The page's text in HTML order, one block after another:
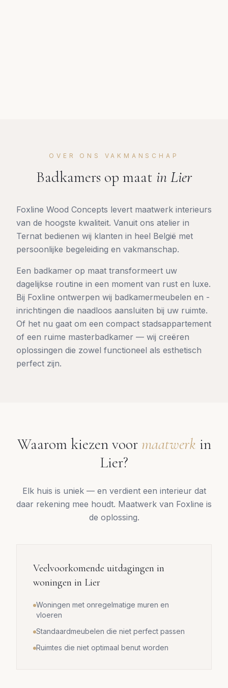
OVER ONS VAKMANSCHAP
Badkamers op maat inLier
Foxline Wood Concepts levert maatwerk interieurs
van de hoogste kwaliteit. Vanuit ons atelier in
Ternat bedienen wij klanten in heel België met
persoonlijke begeleiding en vakmanschap.
Een badkamer op maat transformeert uw
dagelijkse routine in een moment van rust en luxe.
Bij Foxline ontwerpen wij badkamermeubelen en -
inrichtingen die naadloos aansluiten bij uw ruimte.
Of het nu gaat om een compact stadsappartement
of een ruime masterbadkamer — wij creëren
oplossingen die zowel functioneel als esthetisch
perfect zijn.
Waarom kiezen voor maatwerk in
Lier?
Elk huis is uniek — en verdient een interieur dat
daar rekening mee houdt. Maatwerk van Foxline is
de oplossing.
Veelvoorkomende uitdagingen in
woningen in Lier
Woningen met onregelmatige muren en
vloeren
Standaardmeubelen die niet perfect passen
Ruimtes die niet optimaal benut worden